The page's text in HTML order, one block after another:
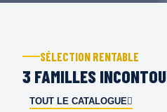
SÉLECTION RENTABLE
3 FAMILLES
TOUT LE CATALOGUE